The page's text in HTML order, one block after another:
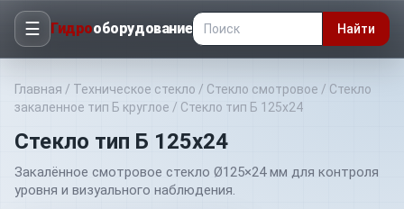
☰ Гидрооборудование Найти
Главная / Техническое стекло / Стекло смотровое / Стекло
закаленное тип Б круглое / Стекло тип Б 125х24
Стекло тип Б 125х24
Закалённое смотровое стекло Ø125×24 мм для контроля
уровня и визуального наблюдения.